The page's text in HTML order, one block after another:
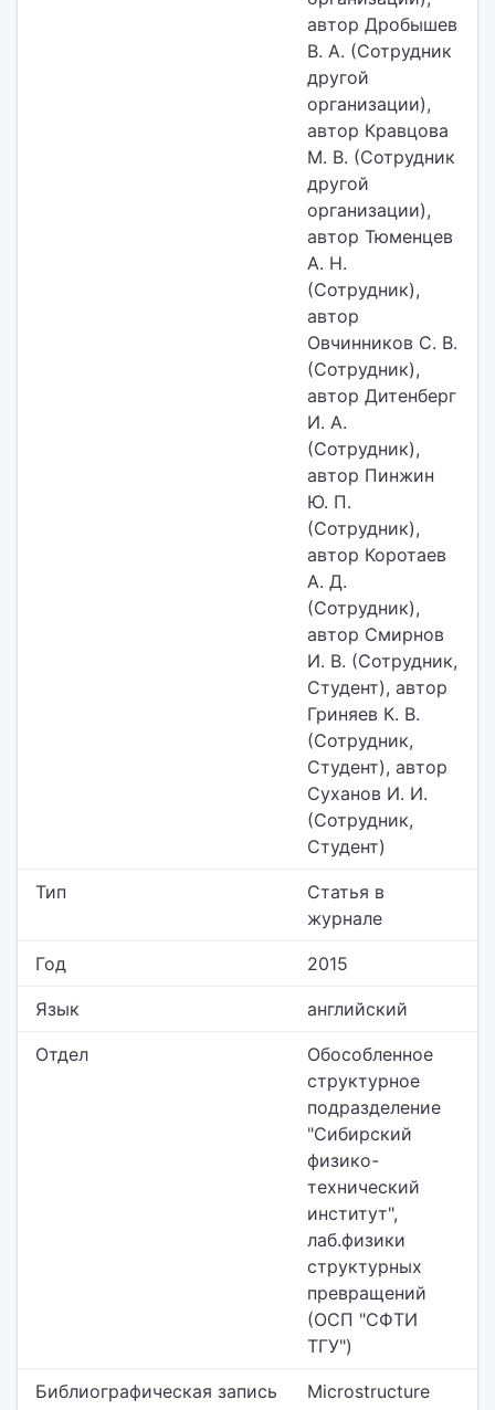
автор Дробышев
В. А. (Сотрудник
другой
организации),
автор Кравцова
М. В. (Сотрудник
другой
организации),
автор Тюменцев
А. Н.
(Сотрудник),
автор
Овчинников С. В.
(Сотрудник),
автор Дитенберг
И. А.
(Сотрудник),
автор Пинжин
Ю. П.
(Сотрудник),
автор Коротаев
А. Д.
(Сотрудник),
автор Смирнов
И. В. (Сотрудник,
Студент), автор
Гриняев К. В.
(Сотрудник,
Студент), автор
Суханов И. И.
(Сотрудник,
Студент)
Тип
Статья в
журнале
Год 2015
Язык английский
Отдел
Обособленное
структурное
подразделение
"Сибирский
физико-
технический
институт",
лаб.физики
структурных
превращений
(ОСП "СФТИ
ТГУ")
Библиографическая запись
Microstructure